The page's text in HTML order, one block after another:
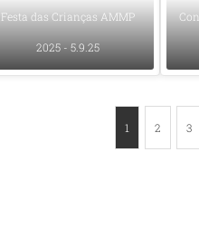
Festa das Crianças AMMP
2025 - 5.9.25
1 2 3